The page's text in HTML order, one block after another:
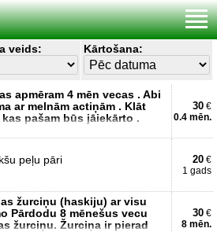
veids: Kārtošana:
apmēram 4 mēn vecas . Abi
ar melnām actiņām . Klāt
pašam būs jāiekārto .
30 €
0.4 mēn.
peļu pāri 20 €
1 gads
žurciņu (haskiju) ar visu
Pārdodu 8 mēnešus vecu
žurciņu. Žurciņa ir pierad
30 €
8 mēn.